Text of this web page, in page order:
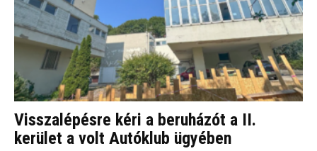
Visszalépésre kéri a beruházót a II.
kerület a volt Autóklub ügyében